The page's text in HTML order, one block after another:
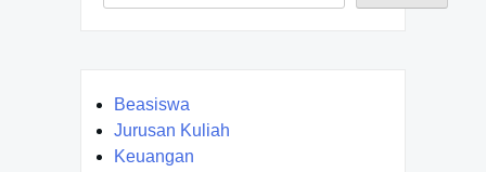
Beasiswa
Jurusan Kuliah
Keuangan